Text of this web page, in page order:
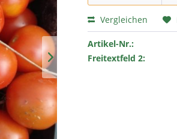
Vergleichen
Artikel-Nr.:
Freitextfeld 2: